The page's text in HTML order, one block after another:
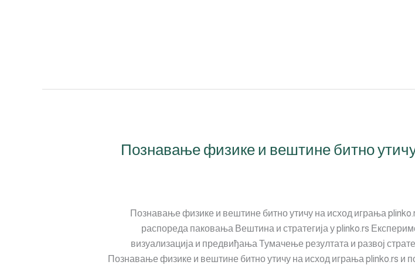
Познавање физике и вештине битно
Познавање физике и вештине битно утичу на исход играња
распореда паковања Вештина и стратегија у plinko.rs
визуализација и предвиђања Тумачење резултата и развој
Познавање физике и вештине битно утичу на исход играња plinko.rs и